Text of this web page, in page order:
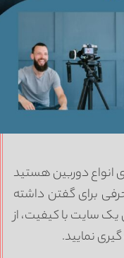
دوربین هستید
برای گفتن داشته
سایت با کیفیت، از
نمایید.